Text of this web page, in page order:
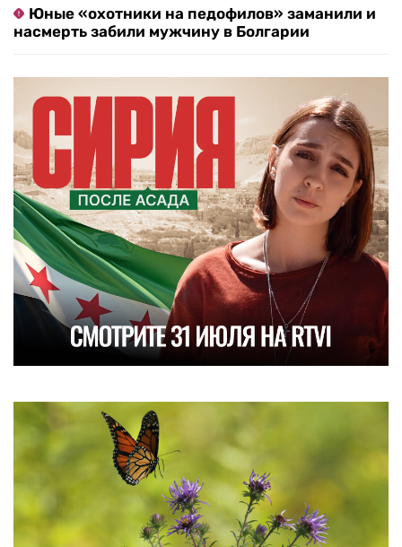
Юные «охотники на педофилов» заманили и
насмерть забили мужчину в Болгарии